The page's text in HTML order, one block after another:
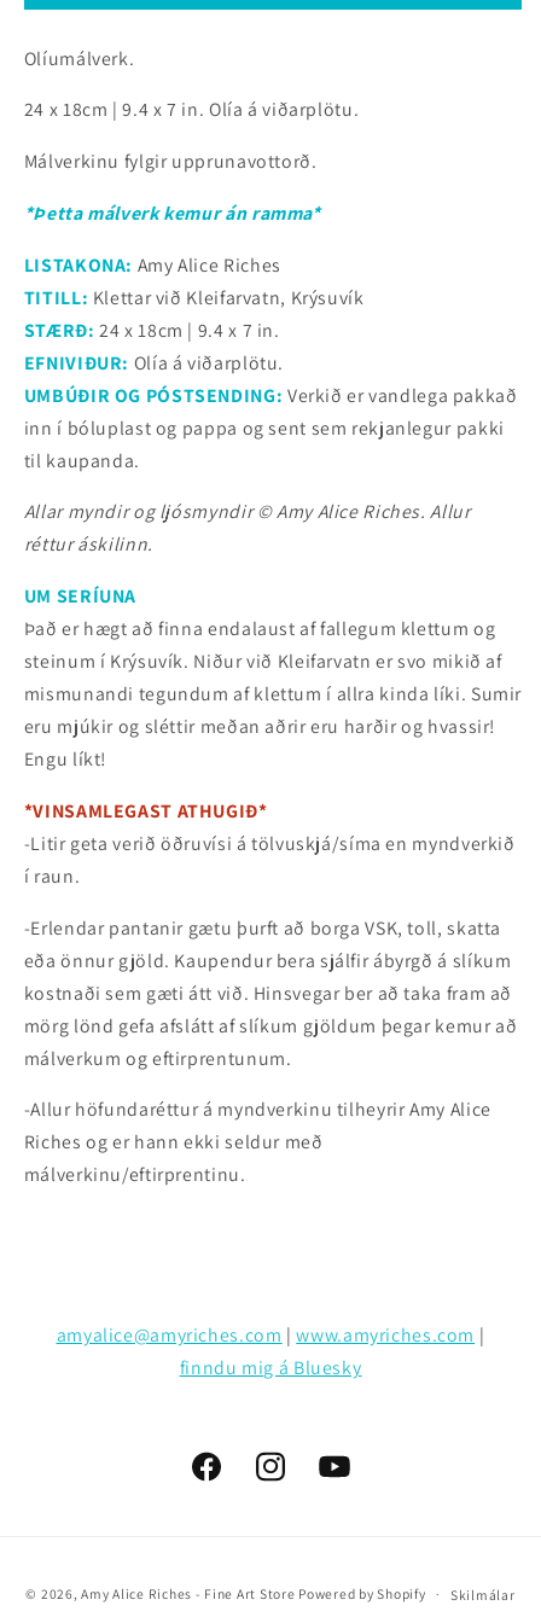
Olíumálverk.
24 x 18cm | 9.4 x 7 in. Olía áviðarplötu.
Málverkinu fylgir upprunavottorð.
*Þetta málverk kemur án ramma*
LISTAKONA: Amy Alice Riches
TITILL: Klettar við Kleifarvatn, Krýsuvík
STÆRÐ: 24 x 18cm | 9.4 x 7 in.
EFNIVIÐUR: Olía áviðarplötu.
UMBÚÐIR OG PÓSTSENDING: Verkið er vandlega pakkað
inn í bóluplast og pappa og sent sem rekjanlegur pakki
til kaupanda.
Allar myndir og ljósmyndir © Amy Alice Riches. Allur
réttur áskilinn.
UM SERÍUNA
Það er hægt að finna endalaust af fallegum klettum og
steinum í Krýsuvík. Niður við Kleifarvatn er svo mikið af
mismunandi tegundum af klettum í allra kinda líki. Sumir
eru mjúkir og sléttir meðan aðrir eru harðir og hvassir!
Engu líkt!
*VINSAMLEGAST ATHUGIÐ*
-Litir geta verið öðruvísi á tölvuskjá/síma en myndverkið
í raun.
-Erlendar pantanir gætu þurft að borga VSK, toll, skatta
eða önnur gjöld. Kaupendur bera sjálfir ábyrgð á slíkum
kostnaði sem gæti átt við. Hinsvegar ber að taka fram að
mörg lönd gefa afslátt af slíkum gjöldum þegar kemur að
málverkum og eftirprentunum.
-Allur höfundaréttur á myndverkinu tilheyrir Amy Alice
Riches og er hann ekki seldur með
málverkinu/eftirprentinu.
amyalice@amyriches.com |www.amyriches.com |
finndu mig á Bluesky
FacebookInstagramYouTube
© 2026,Amy Alice Riches - Fine Art Store Powered by Shopify Skilmálar